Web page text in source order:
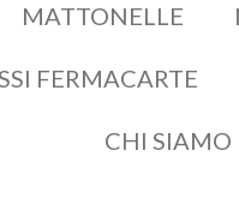
MATTONELLE
FERMACARTE
CHI SIAMO